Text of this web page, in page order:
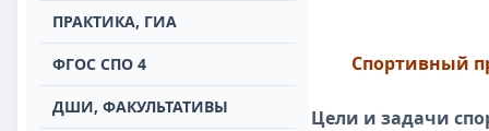
ПРАКТИКА, ГИА
ФГОС СПО 4
ДШИ, ФАКУЛЬТАТИВЫ
Спортивный
Цели и задачи